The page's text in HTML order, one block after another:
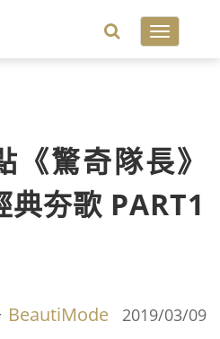
Toggle
《驚奇隊長》
夯歌 PART1
BeautiMode 2019/03/09